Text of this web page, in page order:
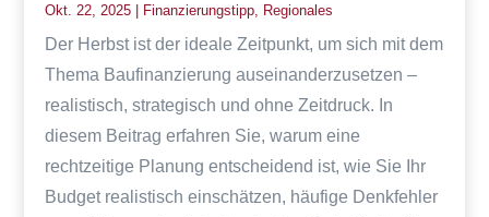
Okt. 22, 2025 Finanzierungstipp, Regionales
Der Herbst ist der ideale Zeitpunkt, um sich mit dem
Thema Baufinanzierung auseinanderzusetzen –
realistisch, strategisch und ohne Zeitdruck. In
diesem Beitrag erfahren Sie, warum eine
rechtzeitige Planung entscheidend ist, wie Sie Ihr
Budget realistisch einschätzen, häufige Denkfehler